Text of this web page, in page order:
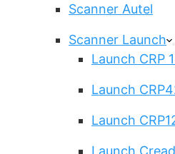
Scanner Autel
Scanner Launch
Launch CRP
Launch
Launch
Launch